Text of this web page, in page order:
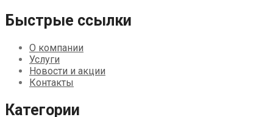
Быстрые ссылки
О компании
Услуги
Новости и акции
Контакты
Категории